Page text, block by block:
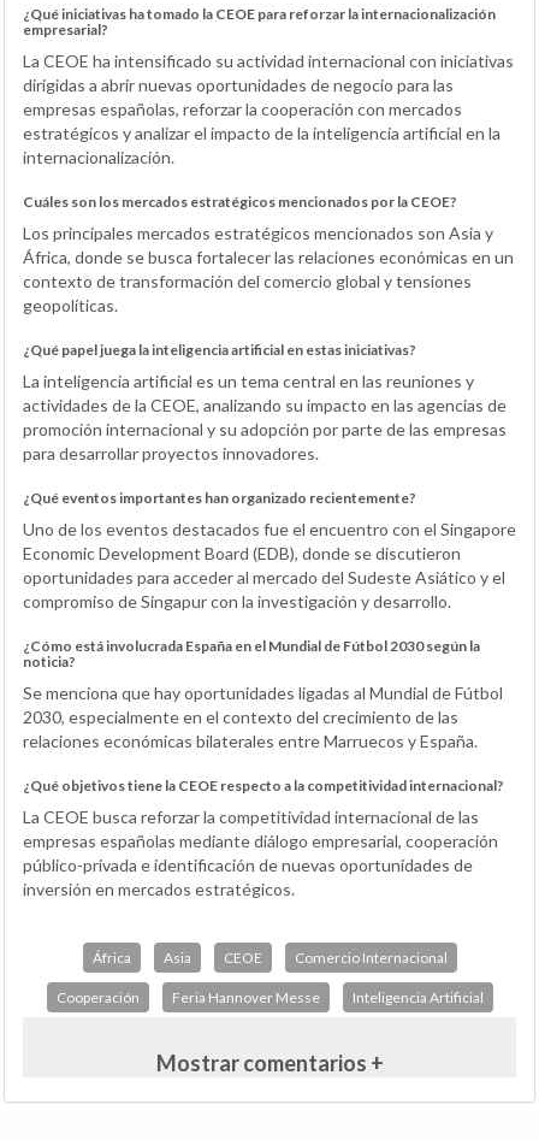
¿Qué iniciativas ha tomado la CEOE para reforzar la internacionalización
empresarial?
La CEOE ha intensificado su actividad internacional con iniciativas
dirigidas a abrir nuevas oportunidades de negocio para las
empresas españolas, reforzar la cooperación con mercados
estratégicos y analizar el impacto de la inteligencia artificial en la
internacionalización.
Cuáles son los mercados estratégicos mencionados por la CEOE?
Los principales mercados estratégicos mencionados son Asia y
África, donde se busca fortalecer las relaciones económicas en un
contexto de transformación del comercio global y tensiones
geopolíticas.
¿Qué papel juega la inteligencia artificial en estas iniciativas?
La inteligencia artificial es un tema central en las reuniones y
actividades de la CEOE, analizando su impacto en las agencias de
promoción internacional y su adopción por parte de las empresas
para desarrollar proyectos innovadores.
¿Qué eventos importantes han organizado recientemente?
Uno de los eventos destacados fue el encuentro con el Singapore
Economic Development Board (EDB), donde se discutieron
oportunidades para acceder al mercado del Sudeste Asiático y el
compromiso de Singapur con la investigación y desarrollo.
¿Cómo está involucrada España en el Mundial de Fútbol 2030 según la
noticia?
Se menciona que hay oportunidades ligadas al Mundial de Fútbol
2030, especialmente en el contexto del crecimiento de las
relaciones económicas bilaterales entre Marruecos y España.
¿Qué objetivos tiene la CEOE respecto a la competitividad internacional?
La CEOE busca reforzar la competitividad internacional de las
empresas españolas mediante diálogo empresarial, cooperación
público-privada e identificación de nuevas oportunidades de
inversión en mercados estratégicos.
África Asia CEOE Comercio Internacional
Cooperación Feria Hannover Messe Inteligencia Artificial
Mostrar comentarios +